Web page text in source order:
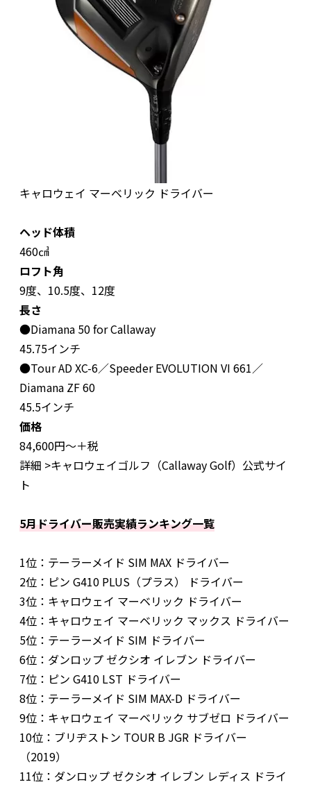
キャロウェイ マーベリック ドライバー
ヘッド体積
460㎤
ロフト角
9度、10.5度、12度
長さ
●Diamana 50 for Callaway
45.75インチ
●Tour AD XC-6／Speeder EVOLUTION VI 661／
Diamana ZF 60
45.5インチ
価格
84,600円〜＋税
詳細 >キャロウェイゴルフ（Callaway Golf）公式サイ
ト
5月ドライバー販売実績ランキング一覧
1位：テーラーメイド SIM MAX ドライバー
2位：ピン G410 PLUS（プラス） ドライバー
3位：キャロウェイ マーベリック ドライバー
4位：キャロウェイ マーベリック マックス ドライバー
5位：テーラーメイド SIM ドライバー
6位：ダンロップ ゼクシオ イレブン ドライバー
7位：ピン G410 LST ドライバー
8位：テーラーメイド SIM MAX-D ドライバー
9位：キャロウェイ マーベリック サブゼロ ドライバー
10位：ブリヂストン TOUR B JGR ドライバー
（2019）
11位：ダンロップ ゼクシオ イレブン レディス ドライ